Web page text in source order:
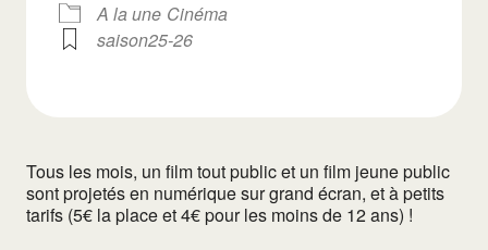
A la une Cinéma
saison25-26
Tous les mois, un film tout public et un film jeune public
sont projetés en numérique sur grand écran, et à petits
tarifs (5€ la place et 4€ pour les moins de 12 ans) !